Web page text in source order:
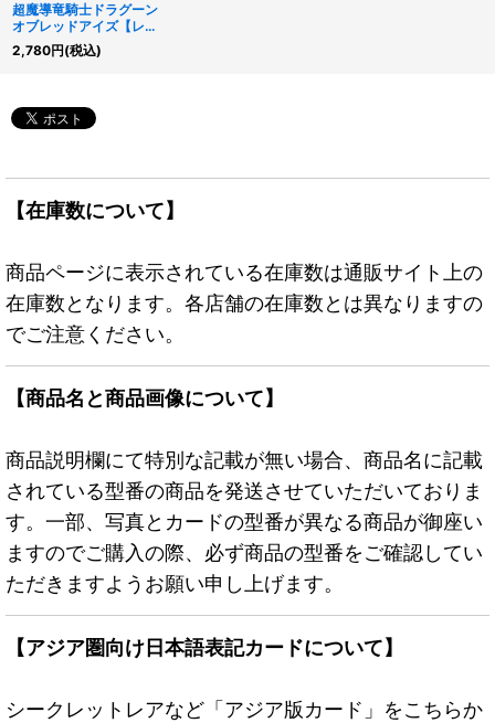
超魔導竜騎士ドラグーン
オブレッドアイズ【レリ
ーフ】{TTP1-JP017}
《融合》
2,780円(税込)
【在庫数について】
商品ページに表示されている在庫数は通販サイト上の
在庫数となります。各店舗の在庫数とは異なりますの
でご注意ください。
【商品名と商品画像について】
商品説明欄にて特別な記載が無い場合、商品名に記載
されている型番の商品を発送させていただいておりま
す。一部、写真とカードの型番が異なる商品が御座い
ますのでご購入の際、必ず商品の型番をご確認してい
ただきますようお願い申し上げます。
【アジア圏向け日本語表記カードについて】
シークレットレアなど「アジア版カード」をこちらか